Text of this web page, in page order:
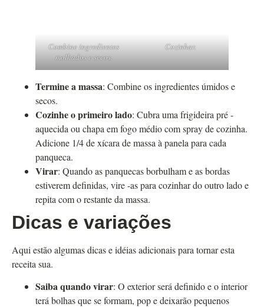
Combine ingredientes
molhados e secos.
Cozinhar.
Termine a massa: Combine os ingredientes úmidos e
secos.
Cozinhe o primeiro lado: Cubra uma frigideira pré -
aquecida ou chapa em fogo médio com spray de cozinha.
Adicione 1/4 de xícara de massa à panela para cada
panqueca.
Virar: Quando as panquecas borbulham e as bordas
estiverem definidas, vire -as para cozinhar do outro lado e
repita com o restante da massa.
Dicas e variações
Aqui estão algumas dicas e idéias adicionais para tornar esta
receita sua.
Saiba quando virar: O exterior será definido e o interior
terá bolhas que se formam, pop e deixarão pequenos